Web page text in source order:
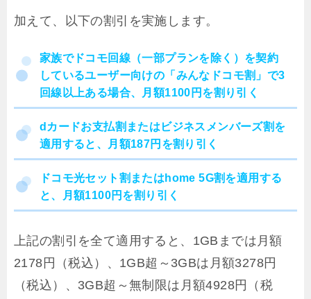
加えて、以下の割引を実施します。
家族でドコモ回線（一部プランを除く）を契約
しているユーザー向けの「みんなドコモ割」で3
回線以上ある場合、月額1100円を割り引く
dカードお支払割またはビジネスメンバーズ割を
適用すると、月額187円を割り引く
ドコモ光セット割またはhome 5G割を適用する
と、月額1100円を割り引く
上記の割引を全て適用すると、1GBまでは月額
2178円（税込）、1GB超～3GBは月額3278円
（税込）、3GB超～無制限は月額4928円（税